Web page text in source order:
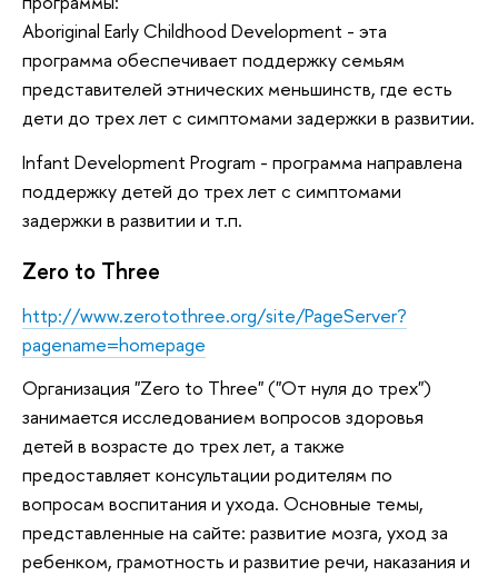
Aboriginal Early Childhood Development - эта
программа обеспечивает поддержку семьям
представителей этнических меньшинств, где есть
дети до трех лет с симптомами задержки в развитии.
Infant Development Program - программа направлена
поддержку детей до трех лет с симптомами
задержки в развитии и т.п.
Zero to Three
http://www.zerotothree.org/site/PageServer?
pagename=homepage
Организация "Zero to Three" ("От нуля до трех")
занимается исследованием вопросов здоровья
детей в возрасте до трех лет, а также
предоставляет консультации родителям по
вопросам воспитания и ухода. Основные темы,
представленные на сайте: развитие мозга, уход за
ребенком, грамотность и развитие речи, наказания и